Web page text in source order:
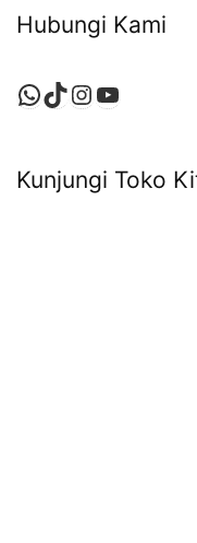
Hubungi Kami
WhatsApp
TikTok
Instagram
YouTube
Kunjungi Toko